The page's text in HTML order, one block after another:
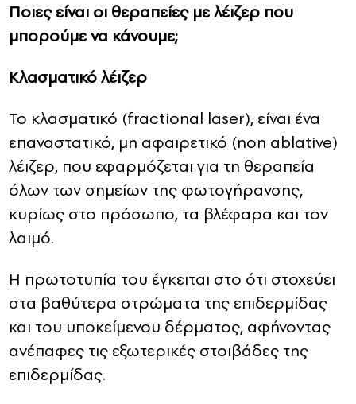
Ποιες είναι οι θεραπείες με λέιζερ που
μπορούμε να κάνουμε;
Κλασματικό λέιζερ
Το κλασματικό (fractional laser), είναι ένα
επαναστατικό, μη αφαιρετικό (non ablative)
λέιζερ, που εφαρμόζεται για τη θεραπεία
όλων των σημείων της φωτογήρανσης,
κυρίως στο πρόσωπο, τα βλέφαρα και τον
λαιμό.
Η πρωτοτυπία του έγκειται στο ότι στοχεύει
στα βαθύτερα στρώματα της επιδερμίδας
και του υποκείμενου δέρματος, αφήνοντας
ανέπαφες τις εξωτερικές στοιβάδες της
επιδερμίδας.